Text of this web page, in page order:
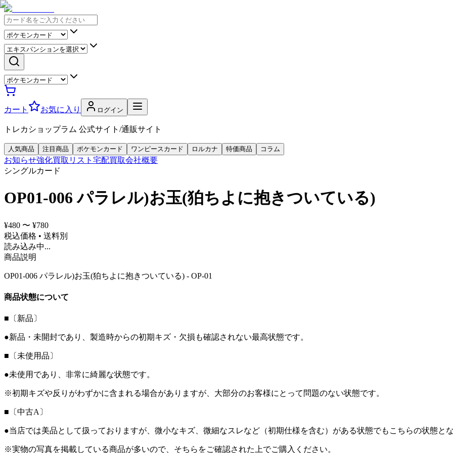
カート お気に入り ログイン
トレカショップラム 公式サイト/通販サイト
人気商品 注目商品 ポケモンカード ワンピースカード ロルカナ 特価商品 コラム
お知らせ強化買取リスト 宅配買取会社概要
シングルカード
OP01-006 パラレル)お玉(狛ちよに抱きついている)
¥480 〜 ¥780
税込価格 • 送料別
読み込み中...
商品説明
OP01-006 パラレル)お玉(狛ちよに抱きついている) - OP-01
商品状態について
■〔新品〕
●新品・未開封であり、製造時からの初期キズ・欠損も確認されない最高状態です。
■〔未使用品〕
●未使用であり、非常に綺麗な状態です。
※初期キズや反りがわずかに含まれる場合がありますが、大部分のお客様にとって問題のない状態です。
■〔中古A〕
●当店では美品として扱っておりますが、微小なキズ、微細なスレなど（初期仕様を含む）がある状態でもこちらの状態と
※実物の写真を掲載している商品が多いので、そちらをご確認された上でご購入ください。